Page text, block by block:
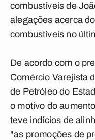
combustíveis de
alegações acerca
combustíveis no
De acordo com o
Comércio Varejista
de Petróleo do
o motivo do
teve indícios de
"as promoções de